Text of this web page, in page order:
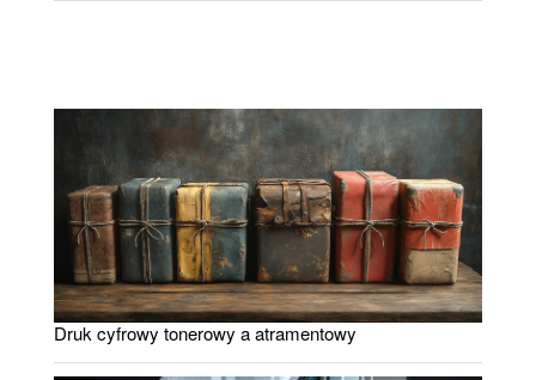
Druk cyfrowy tonerowy a atramentowy